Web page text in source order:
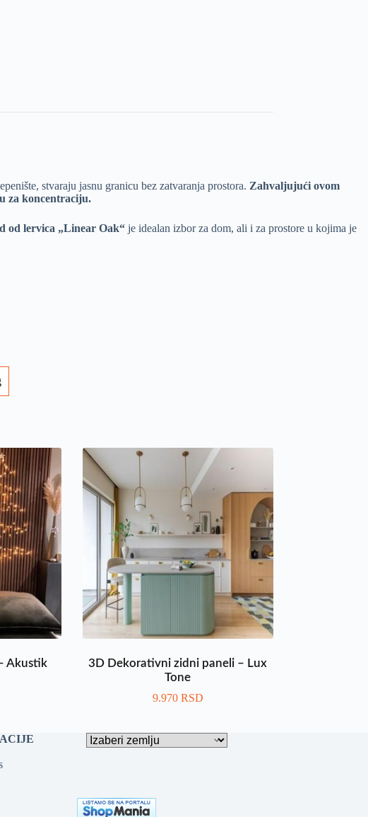
stvaraju jasnu granicu bez zatvaranja prostora. Zahvaljujući ovom
za koncentraciju.
od lervica „Linear Oak“ je idealan izbor za dom, ali i za prostore u kojima je
Akustik
3D Dekorativni zidni paneli – Lux
Tone
9.970 RSD